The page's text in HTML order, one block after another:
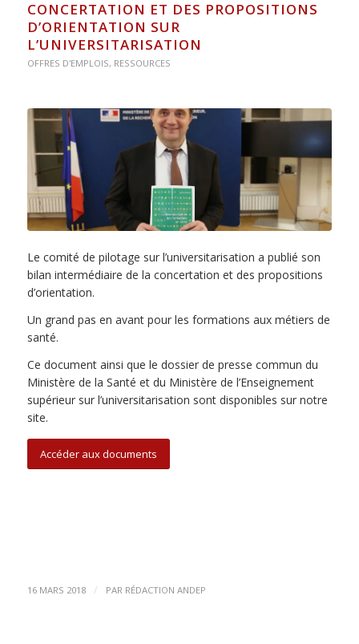
CONCERTATION ET DES PROPOSITIONS
D’ORIENTATION SUR
L’UNIVERSITARISATION
OFFRES D'EMPLOIS, RESSOURCES
Le comité de pilotage sur l’universitarisation a publié son
bilan intermédiaire de la concertation et des propositions
d’orientation.
Un grand pas en avant pour les formations aux métiers de
santé.
Ce document ainsi que le dossier de presse commun du
Ministère de la Santé et du Ministère de l’Enseignement
supérieur sur l’universitarisation sont disponibles sur notre
site.
Accéder aux documents
16 MARS 2018 / PAR RÉDACTION ANDEP